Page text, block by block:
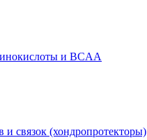
и BCAA
и связок (хондропротекторы)